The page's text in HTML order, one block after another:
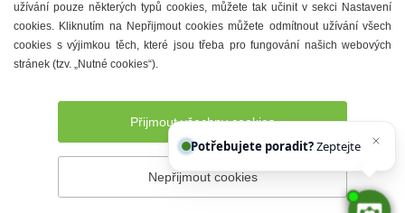
Městské muzeum a galerie
Denní meníčka
Prohlášení o přístupnosti Správce webu
užívání pouze některých typů cookies, můžete tak učinit v sekci Nastavení
cookies. Kliknutím na Nepřijmout cookies můžete odmítnout užívání všech
cookies s výjimkou těch, které jsou třeba pro fungování našich webových
stránek (tzv. „Nutné cookies“).
Přijmout všechny cookies
Nepřijmout cookies
Potřebujete poradit?Zeptejte se našeho